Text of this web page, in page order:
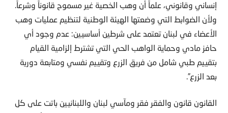
إنساني وقانوني، علماً أن وهب الخصية غير مسموح قانوناً وشرعاً.
ولأن الضوابط التي وضعتها الهيئة الوطنية لتنظيم عمليات وهب
الأعضاء في لبنان تعتمد على شرطين أساسيين: عدم وجود أي
حافز مادي وحماية الواهب الحي التي تشترط إلزامية القيام
بتقييم طبي شامل من فريق الزرع وتقييم نفسي ومتابعة دورية
بعد الزرع”.
القانون قانون والفقر فقر ومآسي لبنان واللبنانيين باتت على كل